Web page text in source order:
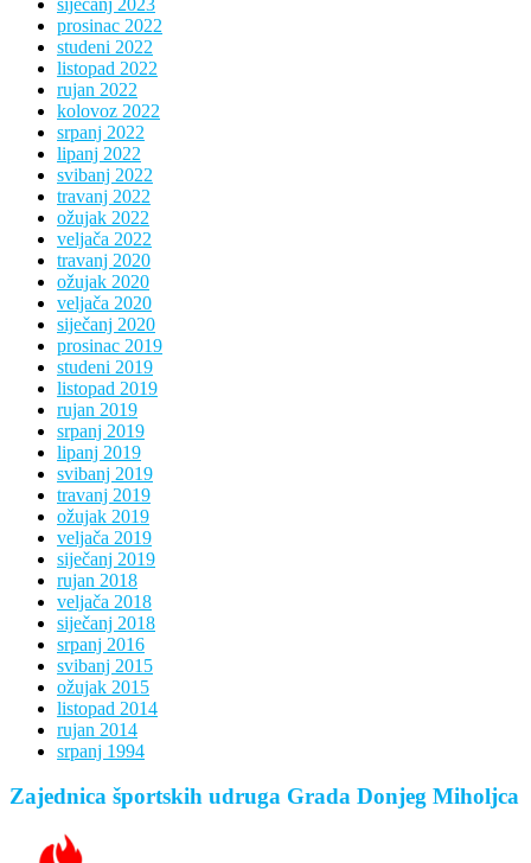
prosinac 2022
studeni 2022
listopad 2022
rujan 2022
kolovoz 2022
srpanj 2022
lipanj 2022
svibanj 2022
travanj 2022
ožujak 2022
veljača 2022
travanj 2020
ožujak 2020
veljača 2020
siječanj 2020
prosinac 2019
studeni 2019
listopad 2019
rujan 2019
srpanj 2019
lipanj 2019
svibanj 2019
travanj 2019
ožujak 2019
veljača 2019
siječanj 2019
rujan 2018
veljača 2018
siječanj 2018
srpanj 2016
svibanj 2015
ožujak 2015
listopad 2014
rujan 2014
srpanj 1994
Zajednica športskih udruga Grada Donjeg Miholjca